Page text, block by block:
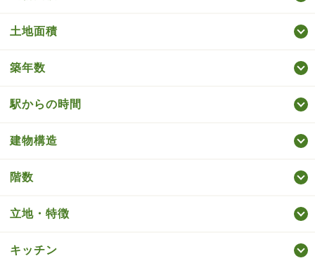
土地面積
築年数
駅からの時間
建物構造
階数
立地・特徴
キッチン